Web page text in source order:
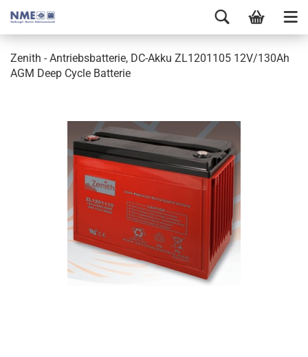
Zenith - Antriebsbatterie, DC-Akku ZL1201105 12V/130Ah
AGM Deep Cycle Batterie